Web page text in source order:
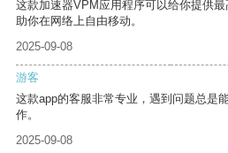
这款加速器VPM应用程序可以给你提供
助你在网络上自由移动。
2025-09-08
游客
这款app的客服非常专业，遇到问题总是
作。
2025-09-08